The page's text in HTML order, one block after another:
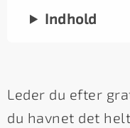
Indhold
Leder du efter
du havnet det